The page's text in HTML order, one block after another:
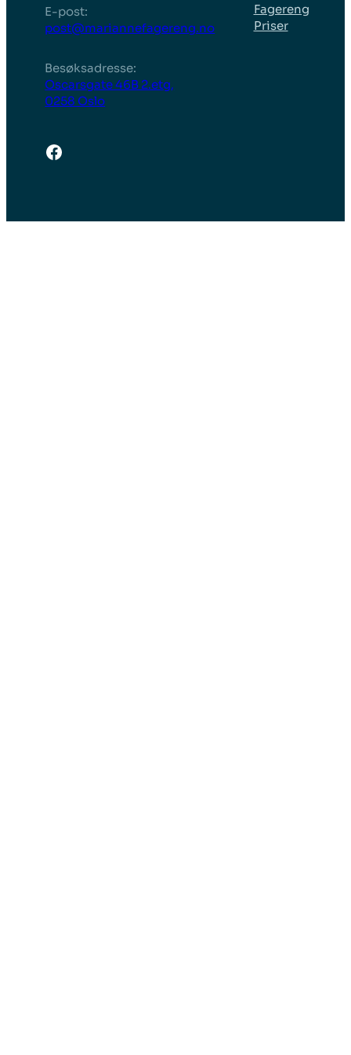
E-post:
post@mariannefagereng.no
Besøksadresse:
Oscarsgate 46B 2.etg,
0258 Oslo
Facebook
Fagereng
Priser